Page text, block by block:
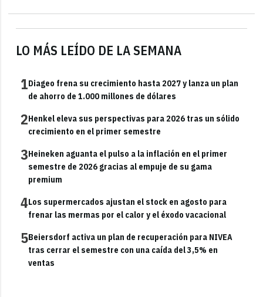
LO MÁS LEÍDO DE LA SEMANA
1Diageo frena su crecimiento hasta 2027 y lanza un plan
de ahorro de 1.000 millones de dólares
2Henkel eleva sus perspectivas para 2026 tras un sólido
crecimiento en el primer semestre
3Heineken aguanta el pulso a la inflación en el primer
semestre de 2026 gracias al empuje de su gama
premium
4Los supermercados ajustan el stock en agosto para
frenar las mermas por el calor y el éxodo vacacional
5Beiersdorf activa un plan de recuperación para NIVEA
tras cerrar el semestre con una caída del 3,5% en
ventas